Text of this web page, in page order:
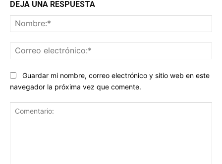
DEJA UNA RESPUESTA
Guardar mi nombre, correo electrónico y sitio web en este
navegador la próxima vez que comente.